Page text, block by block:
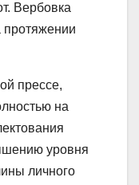
Вербовка
протяжении
прессе,
на
уровня
личного